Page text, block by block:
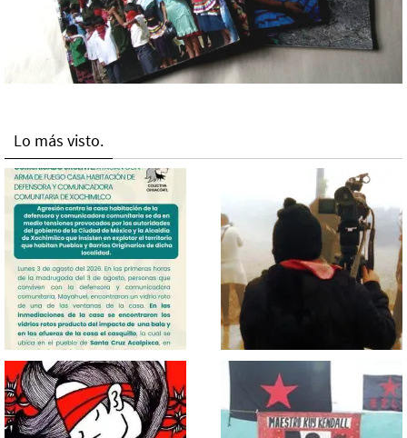
Lo más visto.